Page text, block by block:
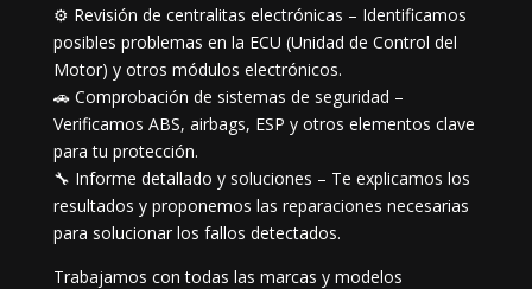
⚙️ Revisión de centralitas electrónicas – Identificamos
posibles problemas en la ECU (Unidad de Control del
Motor) y otros módulos electrónicos.
🚗 Comprobación de sistemas de seguridad –
Verificamos ABS, airbags, ESP y otros elementos clave
para tu protección.
🔧 Informe detallado y soluciones – Te explicamos los
resultados y proponemos las reparaciones necesarias
para solucionar los fallos detectados.
Trabajamos con todas las marcas y modelos